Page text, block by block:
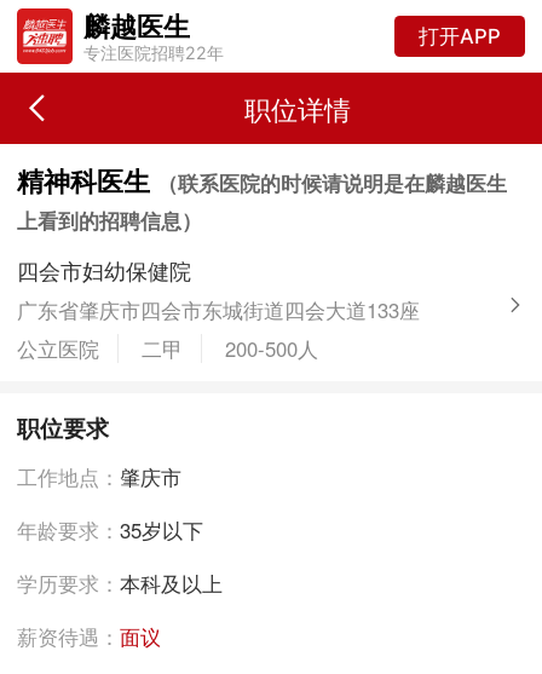
麟越医生
专注医院招聘22年
打开APP
职位详情
精神科医生
（联系医院的时候请说明是在麟越医生
上看到的招聘信息）
四会市妇幼保健院
广东省肇庆市四会市东城街道四会大道133座
公立医院
二甲 200-500人
职位要求
工作地点： 肇庆市
年龄要求：35岁以下
学历要求：本科及以上
薪资待遇：面议